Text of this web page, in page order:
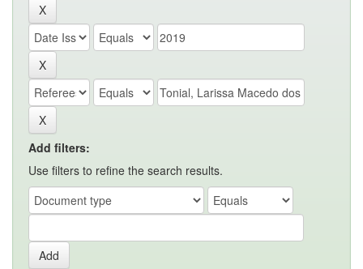
Add filters:
Use filters to refine the search results.